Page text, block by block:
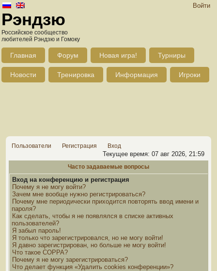
Войти
Рэндзю
Российское сообщество
любителей Рэндзю и Гомоку
Главная Форум Новая игра! Турниры
Новости Тренировка Информация Игроки
Пользователи Регистрация Вход
Текущее время: 07 авг 2026, 21:59
Часто задаваемые вопросы
Вход на конференцию и регистрация
Почему я не могу войти?
Зачем мне вообще нужно регистрироваться?
Почему мне периодически приходится повторять ввод имени и
пароля?
Как сделать, чтобы я не появлялся в списке активных
пользователей?
Я забыл пароль!
Я только что зарегистрировался, но не могу войти!
Я давно зарегистрирован, но больше не могу войти!
Что такое COPPA?
Почему я не могу зарегистрироваться?
Что делает функция «Удалить cookies конференции»?